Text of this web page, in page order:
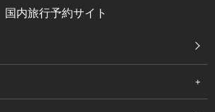
国内旅行予約サイト